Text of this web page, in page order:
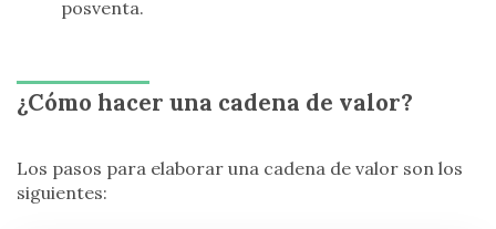
posventa.
¿Cómo hacer una cadena de valor?
Los pasos para elaborar una cadena de valor son los
siguientes: